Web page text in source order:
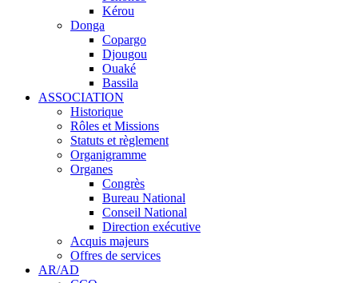
Kérou
Donga
Copargo
Djougou
Ouaké
Bassila
ASSOCIATION
Historique
Rôles et Missions
Statuts et règlement
Organigramme
Organes
Congrès
Bureau National
Conseil National
Direction exécutive
Acquis majeurs
Offres de services
AR/AD